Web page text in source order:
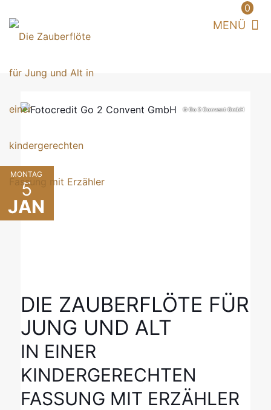
0
MONTAG
5
JAN
© Go 2 Convent GmbH
DIE ZAUBERFLÖTE FÜR
JUNG UND ALT
IN EINER
KINDERGERECHTEN
FASSUNG MIT ERZÄHLER